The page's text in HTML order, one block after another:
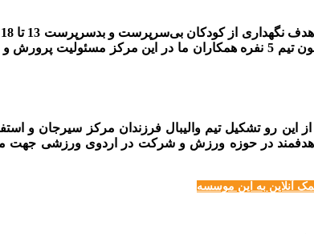
هدف نگهداری از کودکان بی­‌سرپرست و بدسرپرست 13 تا 18
تیم 5 نفره همکاران ما در این مرکز مسئولیت پرورش و
این رو تشکیل تیم والیبال فرزندان مرکز سیرجان و
هدفمند در حوزه ورزش و شرکت در اردوی ورزشی جهت
آنلاین به این موسسه